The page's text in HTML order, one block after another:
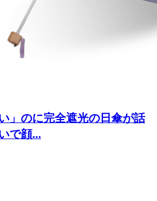
」のに完全遮光の日傘が話
で顔...